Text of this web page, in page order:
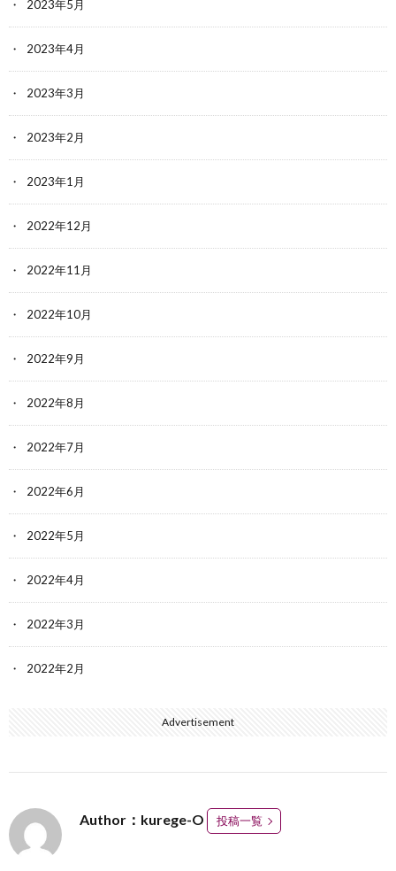
2023年5月
2023年4月
2023年3月
2023年2月
2023年1月
2022年12月
2022年11月
2022年10月
2022年9月
2022年8月
2022年7月
2022年6月
2022年5月
2022年4月
2022年3月
2022年2月
Advertisement
Author：kurege-O 投稿一覧